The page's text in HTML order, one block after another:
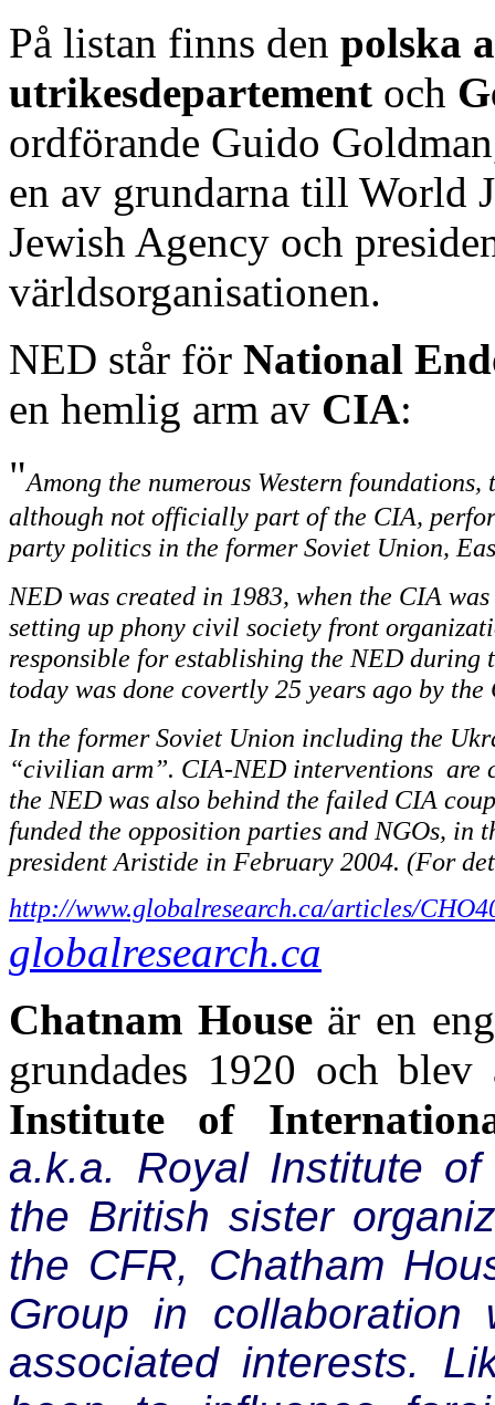
På listan finns den polska
utrikesdepartement och
ordförande Guido
en av grundarna till World
Jewish Agency och
världsorganisationen.
NED står för National
en hemlig arm av CIA:
"Among the numerous Western
although not officially part of the CIA,
party politics in the former Soviet Union,
NED was created in 1983, when the CIA
setting up phony civil society front
responsible for establishing the NED
today was done covertly 25 years ago by
In the former Soviet Union including the
“civilian arm”. CIA-NED interventions are
the NED was also behind the failed CIA
funded the opposition parties and NGOs, in
president Aristide in February 2004. (For
http://www.globalresearch.ca/articles/
globalresearch.ca
Chatnam Houseär en
grundades 1920 och
Institute of
a.k.a. Royal Institute
the British sister
the CFR, Chatham
Group in
associated interests.